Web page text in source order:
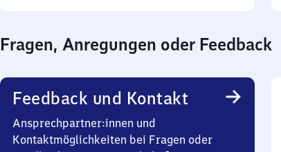
Fragen, Anregungen oder Feedback
Feedback und Kontakt
Ansprechpartner:innen und
Kontaktmöglichkeiten bei Fragen oder